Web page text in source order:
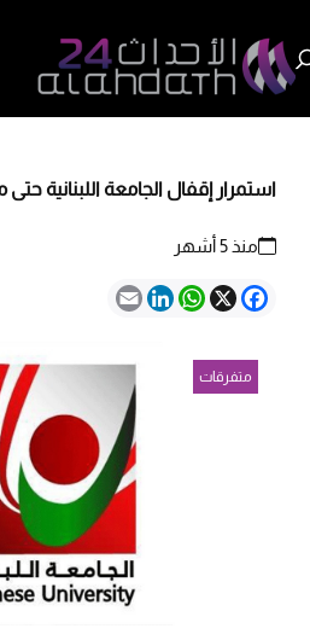
استمرار إقفال الجامعة اللبنانية
منذ 5 أشهر
Facebook
X
WhatsApp
LinkedIn
Email
متفرقات